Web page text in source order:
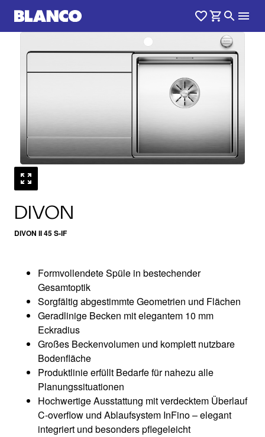
DIVON
DIVON II 45 S-IF
1 /0
Formvollendete Spüle in bestechender
Gesamtoptik
Sorgfältig abgestimmte Geometrien und Flächen
Geradlinige Becken mit elegantem 10 mm
Eckradius
Großes Beckenvolumen und komplett nutzbare
Bodenfläche
Produktlinie erfüllt Bedarfe für nahezu alle
Planungssituationen
Hochwertige Ausstattung mit verdecktem Überlauf
C-overflow und Ablaufsystem InFino – elegant
integriert und besonders pflegeleicht